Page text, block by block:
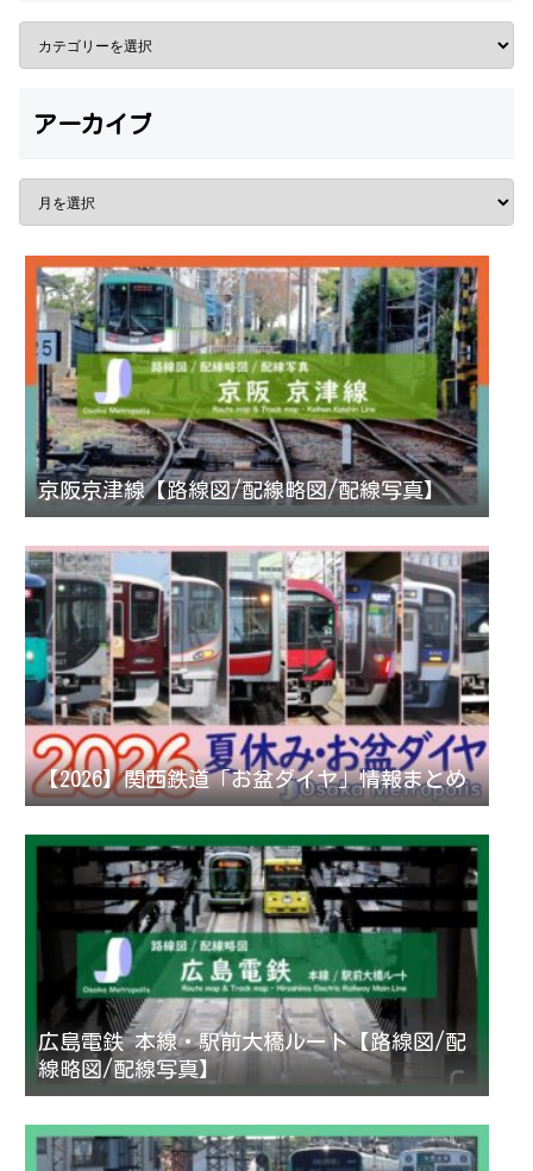
アーカイブ
京阪京津線【路線図/配線略図/配線写真】
【2026】関西鉄道「お盆ダイヤ」情報まとめ
広島電鉄 本線・駅前大橋ルート【路線図/配
線略図/配線写真】